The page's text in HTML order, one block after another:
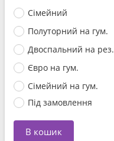
Сімейний
Полуторний на гум.
Двоспальний на рез.
Євро на гум.
Сімейний на гум.
Під замовлення
В кошик